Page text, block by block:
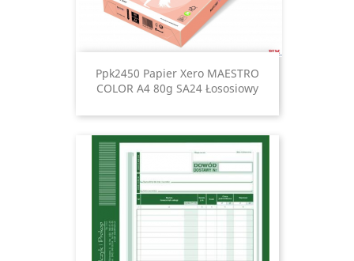
Ppk2450 Papier Xero MAESTRO
COLOR A4 80g SA24 Łososiowy